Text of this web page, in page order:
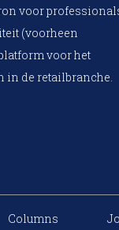
voor
(voorheen
voor het
in de retailbranche.
Columns